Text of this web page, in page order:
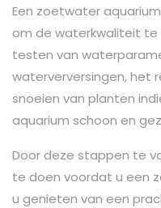
Een zoetwater
om de waterkwaliteit
testen van
waterverversingen, het
snoeien van planten
aquarium schoon en
Door deze stappen te
te doen voordat u een
u genieten van een